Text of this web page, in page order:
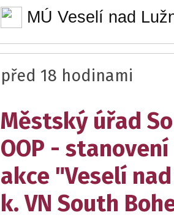
MÚ Veselí nad
před 18 hodinami
Městský úřad
OOP -
akce "Veselí
k. VN South